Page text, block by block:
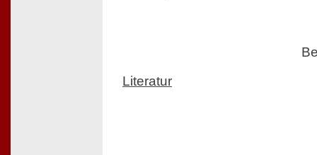
Literatur